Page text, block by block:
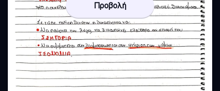
Προβολή